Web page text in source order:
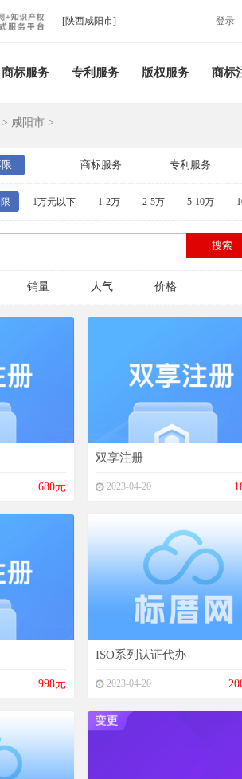
[陕西咸阳市] 登录
商标服务 专利服务 版权服务 商标
> 咸阳市 >
商标服务 专利服务
1万元以下 1-2万 2-5万 5-10万
销量 人气 价格
680元
双享注册
2023-04-20
998元
ISO系列认证代办
2023-04-20